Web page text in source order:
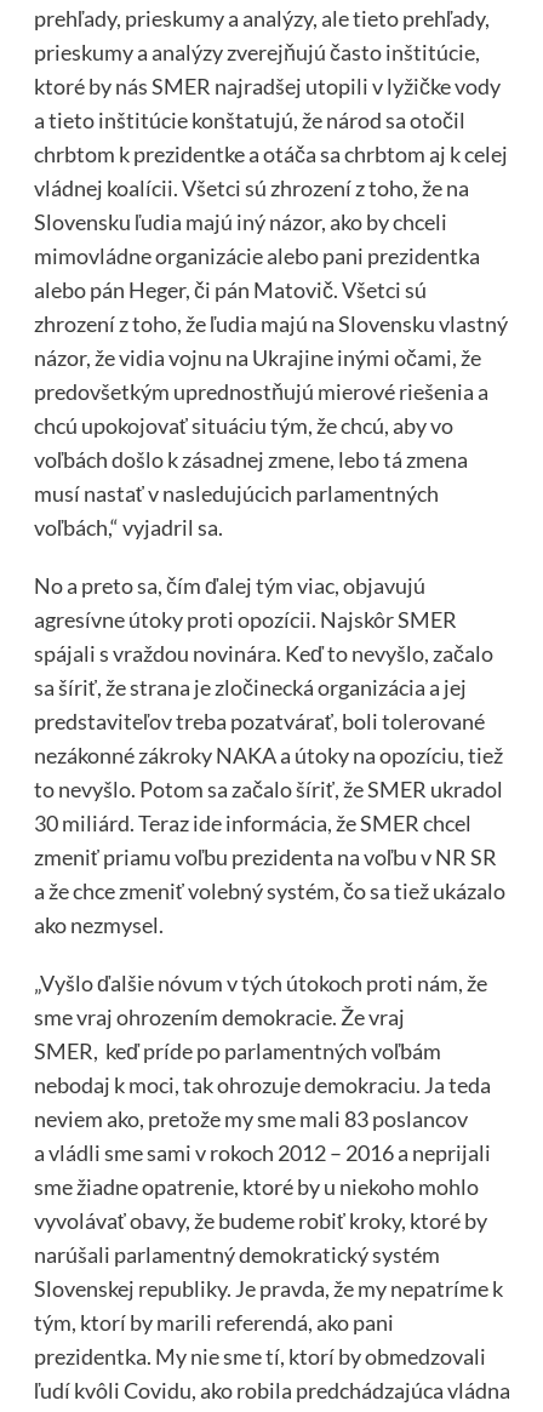
prehľady, prieskumy a analýzy, ale tieto prehľady,
prieskumy a analýzy zverejňujú často inštitúcie,
ktoré by nás SMER najradšej utopili v lyžičke vody
a tieto inštitúcie konštatujú, že národ sa otočil
chrbtom k prezidentke a otáča sa chrbtom aj k celej
vládnej koalícii. Všetci sú zhrození z toho, že na
Slovensku ľudia majú iný názor, ako by chceli
mimovládne organizácie alebo pani prezidentka
alebo pán Heger, či pán Matovič. Všetci sú
zhrození z toho, že ľudia majú na Slovensku vlastný
názor, že vidia vojnu na Ukrajine inými očami, že
predovšetkým uprednostňujú mierové riešenia a
chcú upokojovať situáciu tým, že chcú, aby vo
voľbách došlo k zásadnej zmene, lebo tá zmena
musí nastať v nasledujúcich parlamentných
voľbách,“ vyjadril sa.
No a preto sa, čím ďalej tým viac, objavujú
agresívne útoky proti opozícii. Najskôr SMER
spájali s vraždou novinára. Keď to nevyšlo, začalo
sa šíriť, že strana je zločinecká organizácia a jej
predstaviteľov treba pozatvárať, boli tolerované
nezákonné zákroky NAKA a útoky na opozíciu, tiež
to nevyšlo. Potom sa začalo šíriť, že SMER ukradol
30 miliárd. Teraz ide informácia, že SMER chcel
zmeniť priamu voľbu prezidenta na voľbu v NR SR
a že chce zmeniť volebný systém, čo sa tiež ukázalo
ako nezmysel.
„Vyšlo ďalšie nóvum v tých útokoch proti nám, že
sme vraj ohrozením demokracie. Že vraj
SMER, keď príde po parlamentných voľbám
nebodaj k moci, tak ohrozuje demokraciu. Ja teda
neviem ako, pretože my sme mali 83 poslancov
a vládli sme sami v rokoch 2012 – 2016 a neprijali
sme žiadne opatrenie, ktoré by u niekoho mohlo
vyvolávať obavy, že budeme robiť kroky, ktoré by
narúšali parlamentný demokratický systém
Slovenskej republiky. Je pravda, že my nepatríme k
tým, ktorí by marili referendá, ako pani
prezidentka. My nie sme tí, ktorí by obmedzovali
ľudí kvôli Covidu, ako robila predchádzajúca vládna